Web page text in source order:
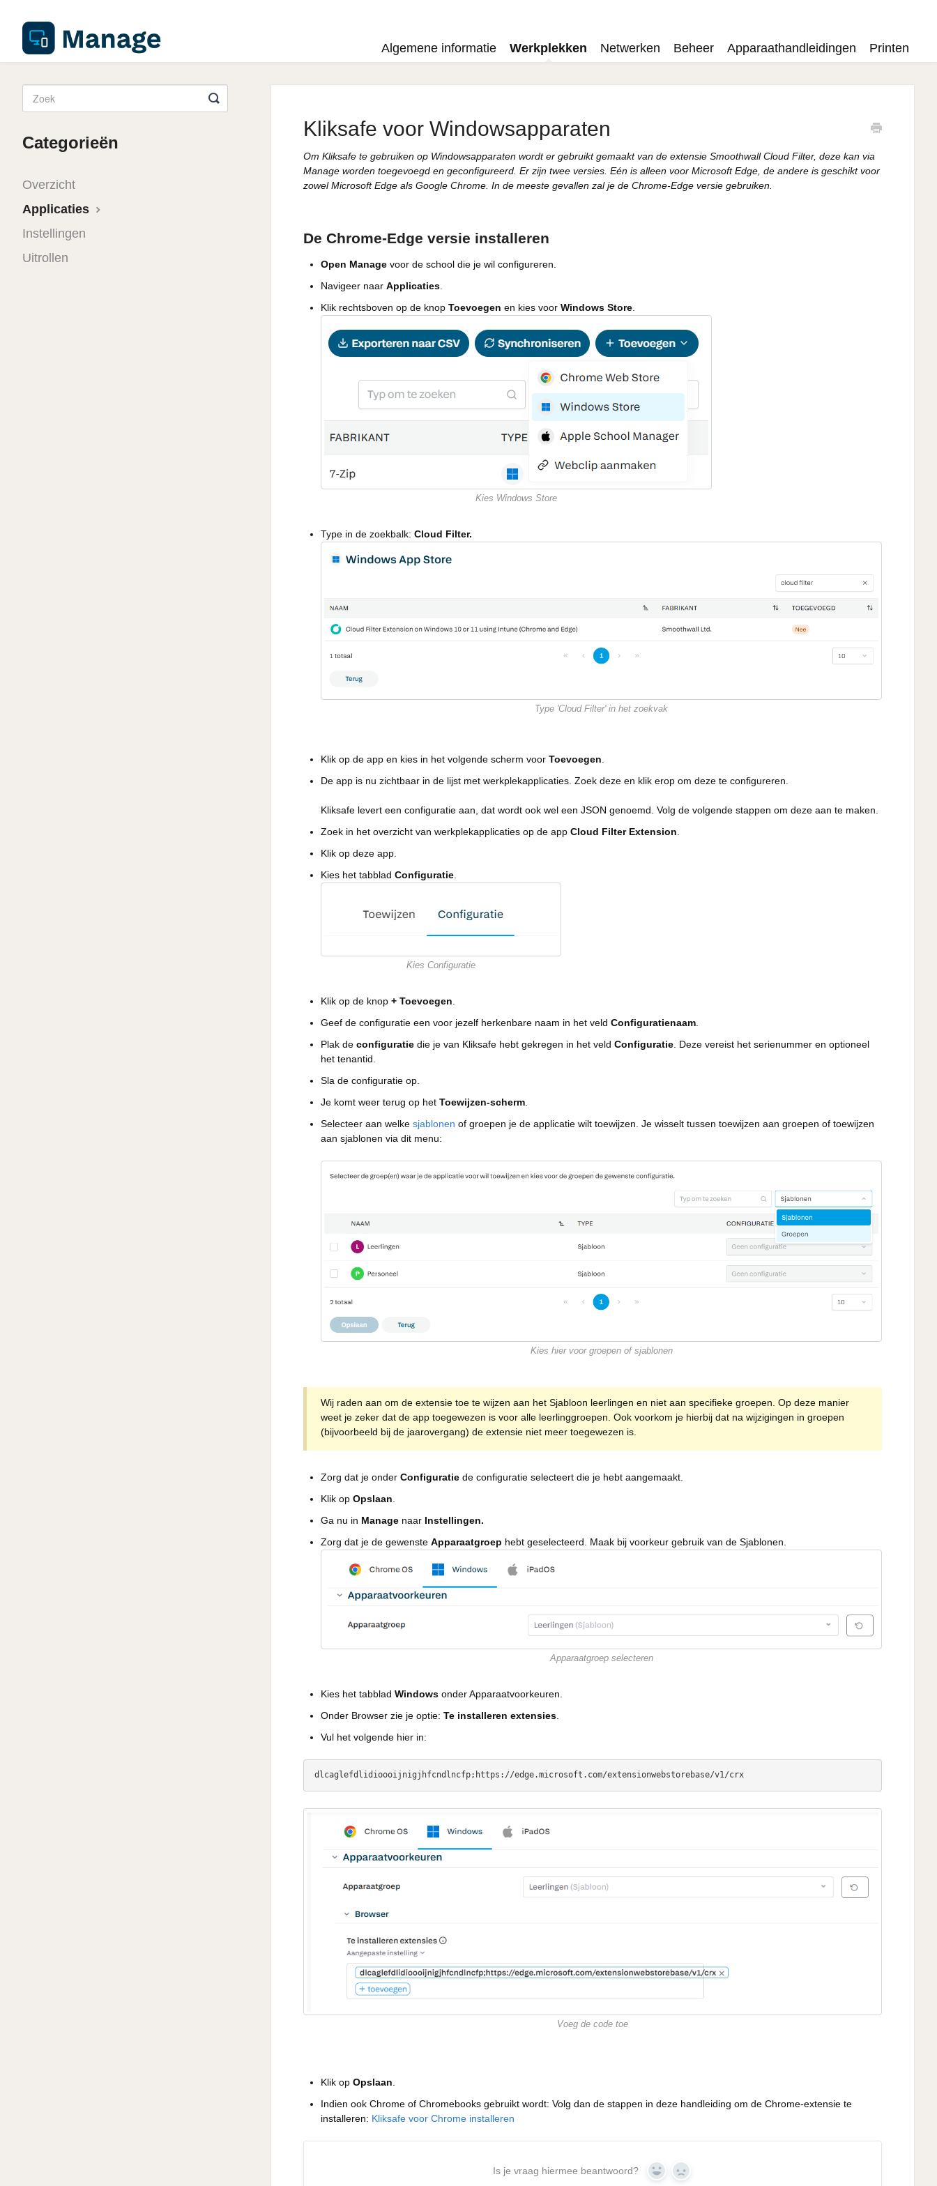
Algemene informatie Werkplekken Netwerken Beheer Apparaathandleidingen Printen
Kliksafe voor Windowsapparaten
Om Kliksafe te gebruiken op Windowsapparaten wordt er gebruikt gemaakt van de extensie Smoothwall Cloud Filter, deze kan via
Manage worden toegevoegd en geconfigureerd. Er zijn twee versies. Eén is alleen voor Microsoft Edge, de andere is geschikt voor
zowel Microsoft Edge als Google Chrome. In de meeste gevallen zal je de Chrome-Edge versie gebruiken.
De Chrome-Edge versie installeren
Open Managevoor de school die je wil configureren.
Navigeer naarApplicaties.
Klik rechtsboven op de knopToevoegenen kies voorWindows Store.
Kies Windows Store
Type in de zoekbalk: Cloud Filter.
Type 'Cloud Filter' in het zoekvak
Klik op de app en kies in het volgende scherm voorToevoegen
De app is nu zichtbaar in de lijst met werkplekapplicaties. Zoek deze en klik erop om deze te configureren.
Kliksafe levert een configuratie aan, dat wordt ook wel een JSON genoemd. Volg de volgende stappen om deze aan te maken.
Zoek in het overzicht van werkplekapplicaties op de appCloud Filter Extension
Klik op deze app.
Kies het tabbladConfiguratie
Kies Configuratie
Klik op de knop+ Toevoegen
Geef de configuratie een voor jezelf herkenbare naam in het veldConfiguratienaam
Plak deconfiguratiedie je van Kliksafe hebt gekregen in het veldConfiguratie . Deze vereist het serienummer en optioneel
het tenantid.
Sla de configuratie op.
Je komt weer terug op hetToewijzen-scherm
Selecteer aan welkesjablonen of groepen je de applicatie wilt toewijzen. Je wisselt tussen toewijzen aan groepen of toewijzen
aan sjablonen via dit menu:
Kies hier voor groepen of sjablonen
Wij raden aan om de extensie toe te wijzen aan het Sjabloon leerlingen en niet aan specifieke groepen. Op deze manier
weet je zeker dat de app toegewezen is voor alle leerlinggroepen. Ook voorkom je hierbij dat na wijzigingen in groepen
(bijvoorbeeld bij de jaarovergang) de extensie niet meer toegewezen is.
Zorg dat je onderConfiguratiede configuratie selecteert die je hebt aangemaakt.
Klik opOpslaan
Ga nu in Manage naar Instellingen.
Zorg dat je de gewensteApparaatgroep hebt geselecteerd. Maak bij voorkeur gebruik van de Sjablonen.
Apparaatgroep selecteren
Kies het tabbladWindowsonder Apparaatvoorkeuren.
Onder Browser zie je optie:Te installeren extensies
Vul het volgende hier in:
Voeg de code toe
Klik opOpslaan
Indien ook Chrome of Chromebooks gebruikt wordt: Volg dan de stappen in deze handleiding om de Chrome-extensie te
installeren: Kliksafe voor Chrome installeren
Is je vraag hiermee beantwoord? Yes No
Categorieën
Overzicht
Applicaties
Instellingen
Uitrollen